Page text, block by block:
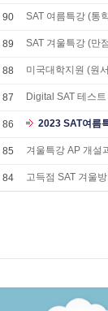
90 SAT 여름특강 (통
89 SAT 겨울특강 (만
88 미국대학지원 (원
87 Digital SAT 테스
86 2023 SAT여름
85 겨울특강 AP 개설
84 고득점 SAT 겨울